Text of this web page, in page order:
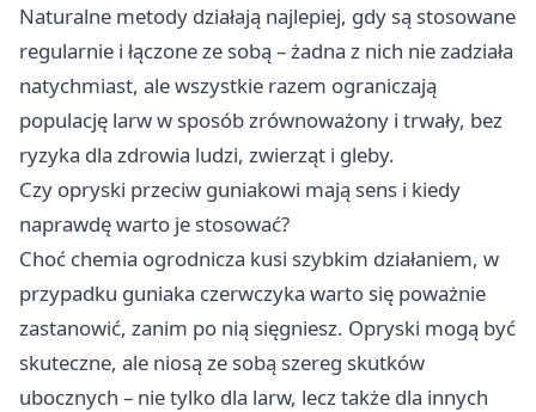
Naturalne metody działają najlepiej, gdy są stosowane
regularnie i łączone ze sobą – żadna z nich nie zadziała
natychmiast, ale wszystkie razem ograniczają
populację larw w sposób zrównoważony i trwały, bez
ryzyka dla zdrowia ludzi, zwierząt i gleby.
Czy opryski przeciw guniakowi mają sens i kiedy
naprawdę warto je stosować?
Choć chemia ogrodnicza kusi szybkim działaniem, w
przypadku guniaka czerwczyka warto się poważnie
zastanowić, zanim po nią sięgniesz. Opryski mogą być
skuteczne, ale niosą ze sobą szereg skutków
ubocznych – nie tylko dla larw, lecz także dla innych